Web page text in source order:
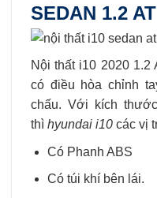
SEDAN 1.2 AT
Nội thất i10 2020 1.2
có điều hòa chỉnh
chấu. Với kích
thì hyundai i10 các vị
Có Phanh ABS
Có túi khí bên lái.